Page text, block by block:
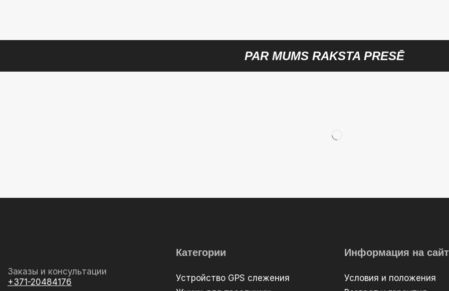
PAR MUMS RAKSTA PRESĒ
Заказы и консультации
+371-20484176
Категории
Устройство GPS слежения
Информация на
Условия и положения